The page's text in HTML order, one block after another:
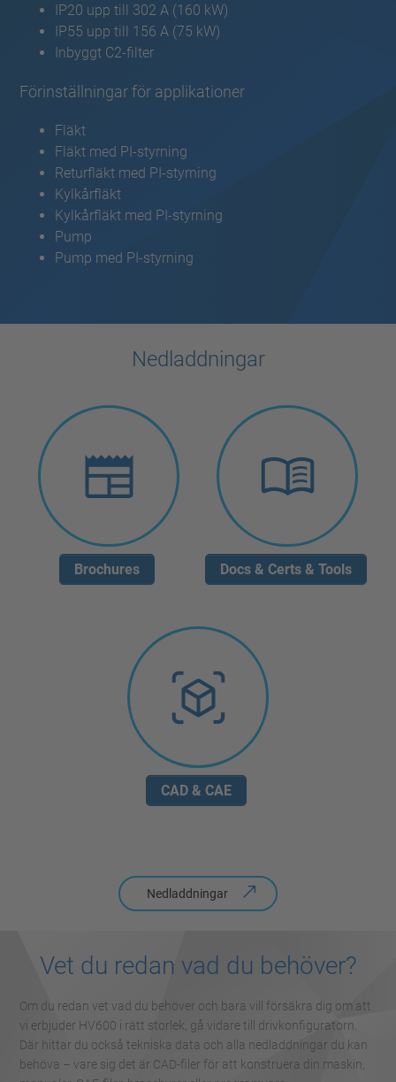
IP20 upp till 302 A (160 kW)
IP55 upp till 156 A (75 kW)
Inbyggt C2-filter
Förinställningar för applikationer
Fläkt
Fläkt med PI-styrning
Returfläkt med PI-styrning
Kylkårfläkt
Kylkårfläkt med PI-styrning
Pump
Pump med PI-styrning
Nedladdningar
Nedladdningar
Vet du redan vad du behöver?
Om du redan vet vad du behöver och bara vill försäkra dig om att
vi erbjuder HV600 i rätt storlek, gå vidare till drivkonfiguratorn.
Där hittar du också tekniska data och alla nedladdningar du kan
behöva – vare sig det är CAD-filer för att konstruera din maskin,